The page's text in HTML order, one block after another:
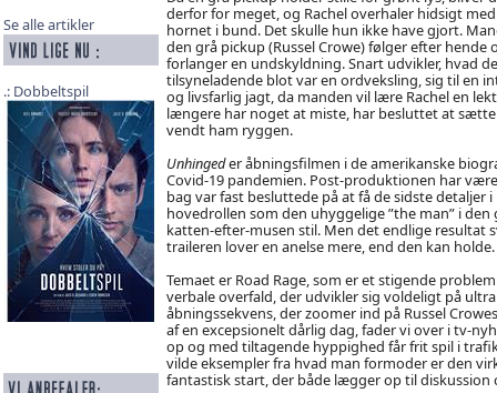
Se alle artikler
Dobbeltspil
derfor for meget, og Rachel overhaler hidsigt med
hornet i bund. Det skulle hun ikke have gjort.
den grå pickup (Russel Crowe) følger efter hende
forlanger en undskyldning. Snart udvikler, hvad
tilsyneladende blot var en ordveksling, sig til en
og livsfarlig jagt, da manden vil lære Rachel en
længere har noget at miste, har besluttet at
vendt ham ryggen.
Unhingeder åbningsfilmen i de amerikanske
Covid-19 pandemien. Post-produktionen har
bag var fast besluttede på at få de sidste detaljer
hovedrollen som den uhyggelige ”the man” i
katten-efter-musen stil. Men det endlige resultat
traileren lover en anelse mere, end den kan holde.
Temaet er Road Rage, som er et stigende
verbale overfald, der udvikler sig voldeligt på
åbningssekvens, der zoomer ind på Russel
af en excepsionelt dårlig dag, fader vi over i tv-
op og med tiltagende hyppighed får frit spil i
vilde eksempler fra hvad man formoder er den
fantastisk start, der både lægger op til diskussion